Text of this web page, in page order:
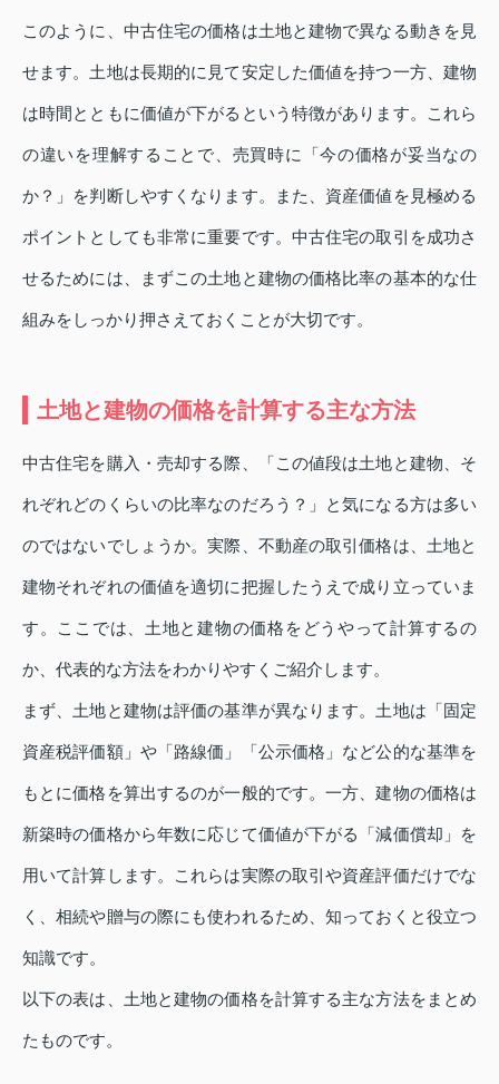
このように、中古住宅の価格は土地と建物で異なる動きを見
せます。土地は長期的に見て安定した価値を持つ一方、建物
は時間とともに価値が下がるという特徴があります。これら
の違いを理解することで、売買時に「今の価格が妥当なの
か？」を判断しやすくなります。また、資産価値を見極める
ポイントとしても非常に重要です。中古住宅の取引を成功さ
せるためには、まずこの土地と建物の価格比率の基本的な仕
組みをしっかり押さえておくことが大切です。
土地と建物の価格を計算する主な方法
中古住宅を購入・売却する際、「この値段は土地と建物、そ
れぞれどのくらいの比率なのだろう？」と気になる方は多い
のではないでしょうか。実際、不動産の取引価格は、土地と
建物それぞれの価値を適切に把握したうえで成り立っていま
す。ここでは、土地と建物の価格をどうやって計算するの
か、代表的な方法をわかりやすくご紹介します。
まず、土地と建物は評価の基準が異なります。土地は「固定
資産税評価額」や「路線価」「公示価格」など公的な基準を
もとに価格を算出するのが一般的です。一方、建物の価格は
新築時の価格から年数に応じて価値が下がる「減価償却」を
用いて計算します。これらは実際の取引や資産評価だけでな
く、相続や贈与の際にも使われるため、知っておくと役立つ
知識です。
以下の表は、土地と建物の価格を計算する主な方法をまとめ
たものです。